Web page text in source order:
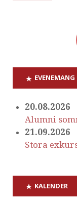
EVENEMANG
20.08.2026
Alumni
21.09.2026
Stora
KALENDER